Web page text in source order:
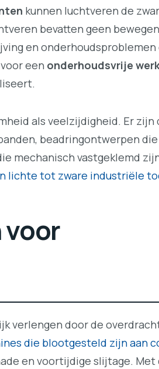
kunnen luchtveren de
bevatten geen
en onderhoudsproblemen
een onderhoudsvrije
als veelzijdigheid. Er
beadringontwerpen
mechanisch vastgeklemd
lichte tot zware industriële
verlengen door de
die blootgesteld zijn aan
en voortijdige slijtage. Met